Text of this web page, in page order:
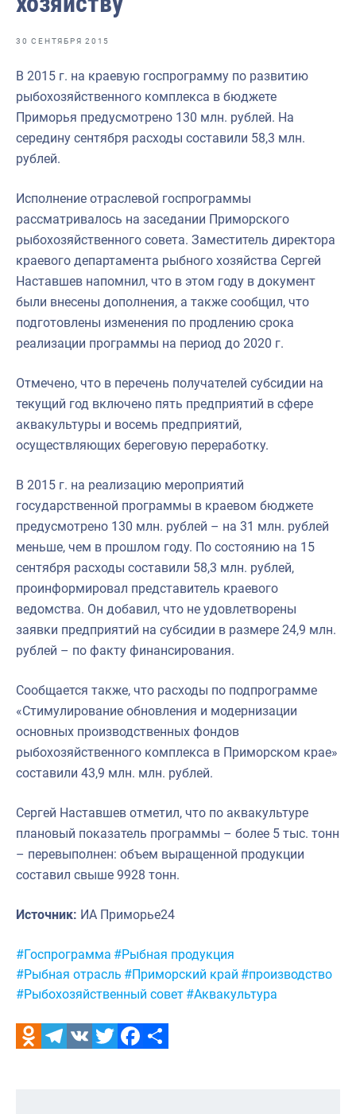
Отраслевые СМИ
Выставки и конференции
Научно-практическая литература
Рыбоохрана России
Отрасль в цифрах
Инфографика
Большая африканская экспедиция
Укрепление духовно-нравственных ценностей
30 СЕНТЯБРЯ 2015
В 2015 г. на краевую госпрограмму по развитию
рыбохозяйственного комплекса в бюджете
Приморья предусмотрено 130 млн. рублей. На
середину сентября расходы составили 58,3 млн.
рублей.
Исполнение отраслевой госпрограммы
рассматривалось на заседании Приморского
рыбохозяйственного совета. Заместитель директора
краевого департамента рыбного хозяйства Сергей
Наставшев напомнил, что в этом году в документ
были внесены дополнения, а также сообщил, что
подготовлены изменения по продлению срока
реализации программы на период до 2020 г.
Отмечено, что в перечень получателей субсидии на
текущий год включено пять предприятий в сфере
аквакультуры и восемь предприятий,
осуществляющих береговую переработку.
В 2015 г. на реализацию мероприятий
государственной программы в краевом бюджете
предусмотрено 130 млн. рублей – на 31 млн. рублей
меньше, чем в прошлом году. По состоянию на 15
сентября расходы составили 58,3 млн. рублей,
проинформировал представитель краевого
ведомства. Он добавил, что не удовлетворены
заявки предприятий на субсидии в размере 24,9 млн.
рублей – по факту финансирования.
Сообщается также, что расходы по подпрограмме
«Стимулирование обновления и модернизации
основных производственных фондов
рыбохозяйственного комплекса в Приморском крае»
составили 43,9 млн. млн. рублей.
Сергей Наставшев отметил, что по аквакультуре
плановый показатель программы – более 5 тыс. тонн
– перевыполнен: объем выращенной продукции
составил свыше 9928 тонн.
Источник: ИА Приморье24
Метки:
#Госпрограмма #Рыбная продукция
#Рыбная отрасль #Приморский край #производство
#Рыбохозяйственный совет #Аквакультура